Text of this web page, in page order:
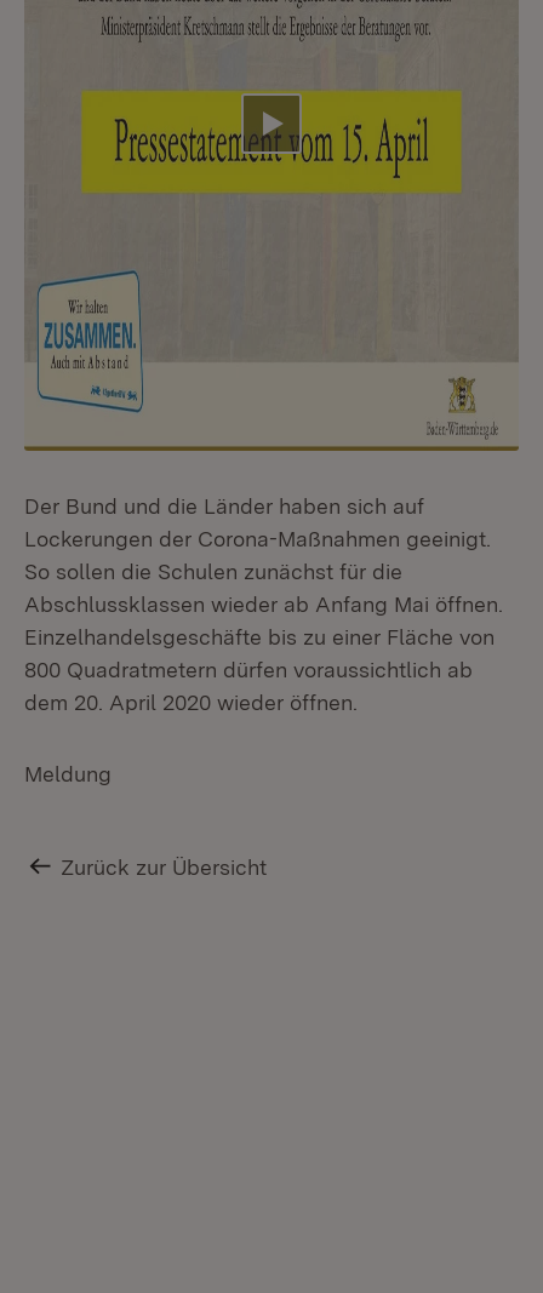
Video abspielen
Der Bund und die Länder haben sich auf
Lockerungen der Corona-Maßnahmen geeinigt.
So sollen die Schulen zunächst für die
Abschlussklassen wieder ab Anfang Mai öffnen.
Einzelhandelsgeschäfte bis zu einer Fläche von
800 Quadratmetern dürfen voraussichtlich ab
dem 20. April 2020 wieder öffnen.
Meldung
Zurück zur Übersicht